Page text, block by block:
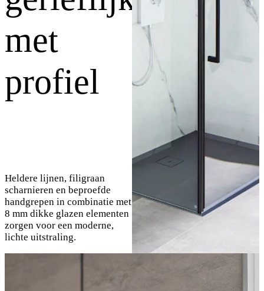
met
profiel
Heldere lijnen, filigraan
scharnieren en beproefde
handgrepen in combinatie met
8 mm dikke glazen elementen
zorgen voor een moderne,
lichte uitstraling.